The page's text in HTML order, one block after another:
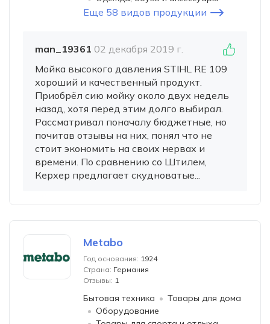
Еще 58 видов продукции
man_19361 02 декабря 2019 г.
Мойка высокого давления STIHL RE 109
хороший и качественный продукт.
Приобрёл сию мойку около двух недель
назад, хотя перед этим долго выбирал.
Рассматривал поначалу бюджетные, но
почитав отзывы на них, понял что не
стоит экономить на своих нервах и
времени. По сравнению со Штилем,
Керхер предлагает скудноватые...
Metabo
Год основания: 1924
Страна: Германия
Отзывы: 1
Бытовая техника
Товары для дома
Оборудование